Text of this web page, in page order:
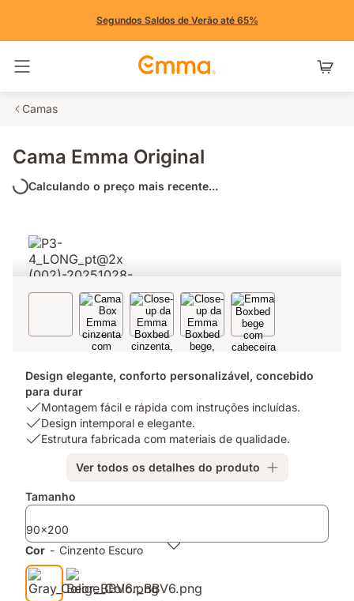
Segundos Saldos de Verão até 65%
Camas
Cama Emma Original
Calculando o preço mais recente...
Design elegante, conforto personalizável, concebido
para durar
USP
1:
Montagem
com
incluídas.
Montagem fácil e rápida com instruções incluídas.
USP
2:
intemporal
elegante.
Design intemporal e elegante.
USP
com
de
qualidade.
Estrutura fabricada com materiais de qualidade.
Ver todos os detalhes do produto
Complementos
Tamanho
90x200
Cor - Cinzento Escuro